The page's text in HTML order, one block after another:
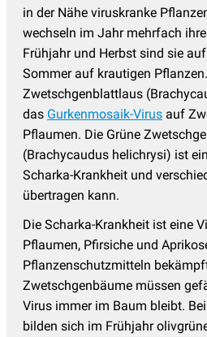
in der Nähe viruskranke
wechseln im Jahr mehrfach
Frühjahr und Herbst sind sie
Sommer auf krautigen
Zwetschgenblattlaus
das Gurkenmosaik-Virus auf
Pflaumen. Die Grüne
(Brachycaudus helichrysi) ist
Scharka-Krankheit und
übertragen kann.
Die Scharka-Krankheit ist eine
Pflaumen, Pfirsiche und
Pflanzenschutzmitteln
Zwetschgenbäume müssen
Virus immer im Baum bleibt.
bilden sich im Frühjahr